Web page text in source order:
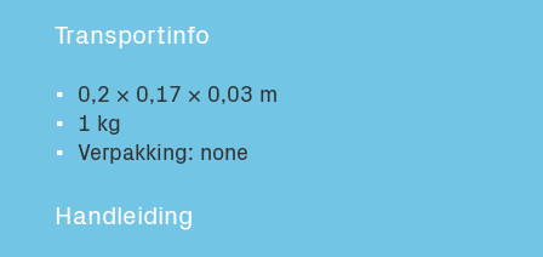
0.0m3
Transportinfo
0,2 × 0,17 × 0,03 m
1 kg
Verpakking: none
Handleiding